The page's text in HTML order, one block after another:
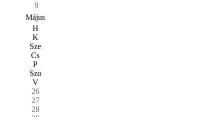
9
Május
H
K
Sze
Cs
P
Szo
V
26
27
28